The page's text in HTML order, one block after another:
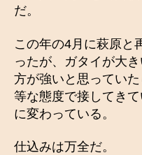
だ。
この年の4月に萩原と
ったが、ガタイが大
方が強いと思ってい
等な態度で接してき
に変わっている。
仕込みは万全だ。